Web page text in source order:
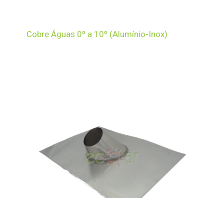
Cobre Águas 0º a 10º (Alumínio-Inox)